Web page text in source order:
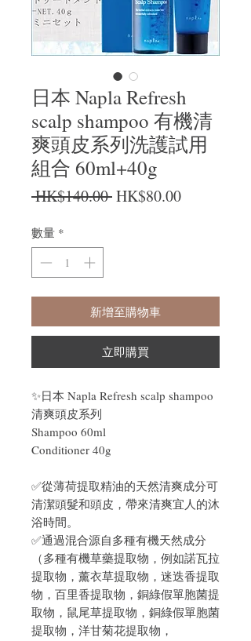
日本 Napla Refresh
scalp shampoo 有機清
爽頭皮系列洗護試用
組合 60ml+40g
HK$140.00 一般價格
HK$80.00促銷價格
數量 *
新增至購物車
立即購買
✨日本 Napla Refresh scalp shampoo
清爽頭皮系列
Shampoo 60ml
Conditioner 40g
✅從薄荷提取精油的天然清爽成分可
清潔頭髮和頭皮，帶來清爽宜人的沐
浴時間。
✅通過混合源自多種有機天然成分
（多種有機草藥提取物，例如諾瓦拉
提取物，薰衣草提取物，迷迭香提取
物，百里香提取物，銅綠假單胞菌提
取物，鼠尾草提取物，銅綠假單胞菌
提取物，洋甘菊花提取物，